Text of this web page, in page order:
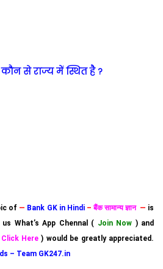
से राज्य में स्थित है ?
of — Bank GK in Hindi–बैंक सामान्य ज्ञान — is
What’s App Chennal ( Join Now ) and
Click Here ) would be greatly appreciated.
– Team GK247.in